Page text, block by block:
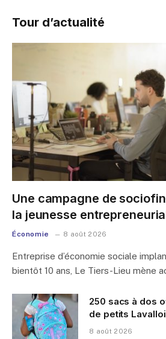
Tour d’actualité
Une campagne de
la jeunesse
Économie 8 août 2026
Entreprise d’économie sociale
bientôt 10 ans, Le Tiers-Lieu mène
250 sacs à dos
de petits
8 août 2026